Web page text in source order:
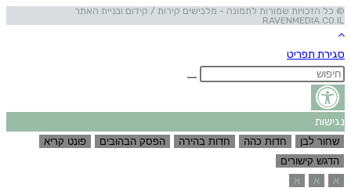
© כל הזכויות שמורות לתמונה - מלבישים קירות / קידום ובניית האתר
RAVENMEDIA.CO.IL
סגירת תפריט
נגישות
שחור לבן חדות כהה חדות בהירה הפסק הבהובים
פונט קריא
הדגש קישורים
א
א א